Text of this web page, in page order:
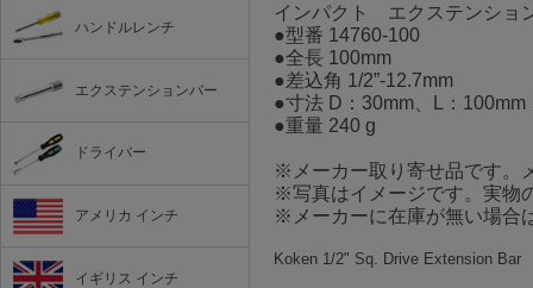
インパクト エクステンショ
●型番 14760-100
●全長 100mm
●差込角 1/2”-12.7mm
●寸法 D：30mm、L：100mm
●重量 240 g
※メーカー取り寄せ品です。
※写真はイメージです。実物
※メーカーに在庫が無い場合
Koken 1/2" Sq. Drive Extension Bar
ハンドルレンチ
エクステンションバー
ドライバー
アメリカ インチ
イギリス インチ